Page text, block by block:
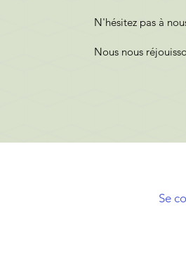
N'hésitez pas à
Nous nous
Se